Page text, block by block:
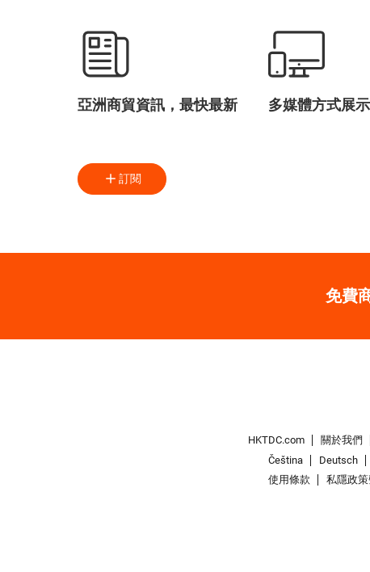
亞洲商貿資訊，最快最新 多媒體方式展
訂閱
免費
HKTDC.com 關於我們
Čeština
Deutsch
使用條款
私隱政策